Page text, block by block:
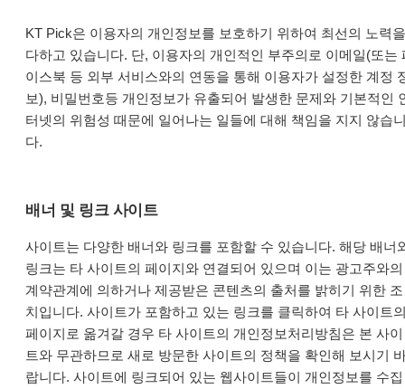
KT Pick은 이용자의 개인정보를 보호하기 위하여 최선의 노력을
다하고 있습니다. 단, 이용자의 개인적인 부주의로 이메일(또는
이스북 등 외부 서비스와의 연동을 통해 이용자가 설정한 계정
보), 비밀번호등 개인정보가 유출되어 발생한 문제와 기본적인
터넷의 위험성 때문에 일어나는 일들에 대해 책임을 지지 않습
다.
배너 및 링크 사이트
사이트는 다양한 배너와 링크를 포함할 수 있습니다. 해당 배너
링크는 타 사이트의 페이지와 연결되어 있으며 이는 광고주와의
계약관계에 의하거나 제공받은 콘텐츠의 출처를 밝히기 위한 조
치입니다. 사이트가 포함하고 있는 링크를 클릭하여 타 사이트
페이지로 옮겨갈 경우 타 사이트의 개인정보처리방침은 본 사이
트와 무관하므로 새로 방문한 사이트의 정책을 확인해 보시기
랍니다. 사이트에 링크되어 있는 웹사이트들이 개인정보를 수집